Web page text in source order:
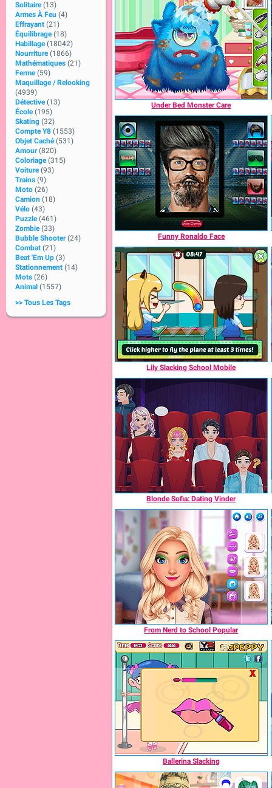
Solitaire (13)
Armes À Feu (4)
Effrayant (21)
Équilibrage (18)
Habillage (18042)
Nourriture (1866)
Mathématiques (21)
Ferme (59)
Maquillage / Relooking
(4939)
Détective (13)
École (195)
Skating (32)
Compte Y8 (1553)
Objet Caché (531)
Amour (820)
Coloriage (315)
Voiture (93)
Trains (9)
Moto (26)
Camion (18)
Vélo (43)
Puzzle (461)
Zombie (33)
Bubble Shooter (24)
Combat (21)
Beat 'Em Up (3)
Stationnement (14)
Mots (26)
Animal (1557)
>> Tous Les Tags
Under Bed Monster Care
Funny Ronaldo Face
Lily Slacking School Mobile
Blonde Sofia: Dating Vinder
From Nerd to School Popular
Ballerina Slacking